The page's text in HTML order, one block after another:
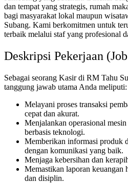
dan tempat yang strategis, rumah
bagi masyarakat lokal maupun
Subang. Kami berkomitmen untuk
terbaik melalui staf yang profesional
Deskripsi Pekerjaan
Sebagai seorang Kasir di RM Tahu
tanggung jawab utama Anda meliputi:
Melayani proses transaksi
cepat dan akurat.
Menjalankan operasional
berbasis teknologi.
Memberikan informasi produk
dengan komunikasi yang baik.
Menjaga kebersihan dan
Memastikan laporan keuangan
dan disiplin.